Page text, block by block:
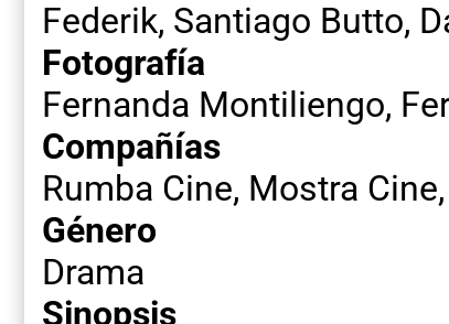
Federik, Santiago Butto,
Fotografía
Fernanda Montiliengo,
Compañías
Rumba Cine, Mostra
Género
Drama
Sinopsis